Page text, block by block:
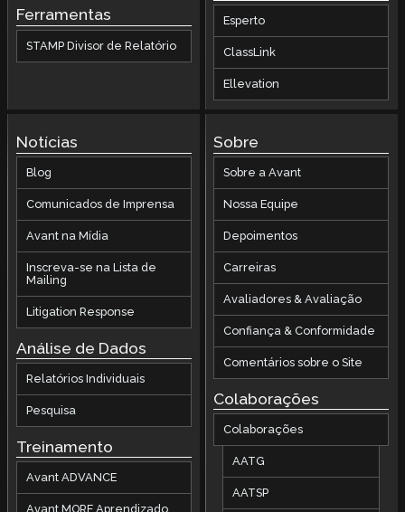
Ferramentas
STAMP Divisor de Relatório
Esperto
ClassLink
Ellevation
Notícias
Blog
Comunicados de Imprensa
Avant na Mídia
Inscreva-se na Lista de
Mailing
Litigation Response
Análise de Dados
Relatórios Individuais
Pesquisa
Treinamento
Avant ADVANCE
Avant MORE Aprendizado
Sobre
Sobre a Avant
Nossa Equipe
Depoimentos
Carreiras
Avaliadores & Avaliação
Confiança & Conformidade
Comentários sobre o Site
Colaborações
Colaborações
AATG
AATSP